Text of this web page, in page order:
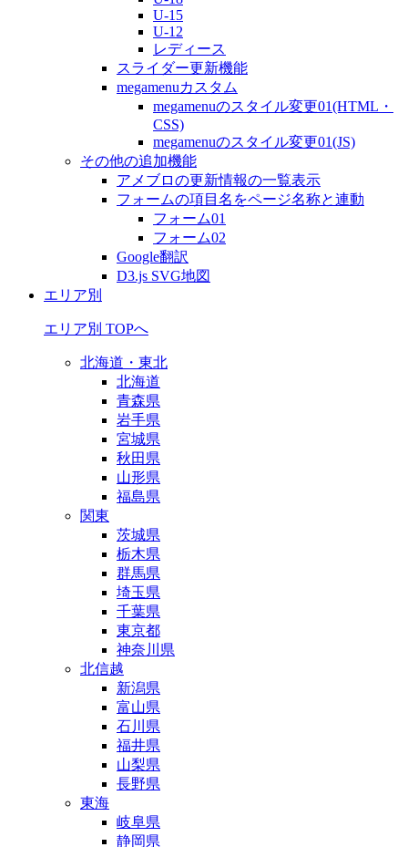
U-15
U-12
レディース
スライダー更新機能
megamenuカスタム
megamenuのスタイル変更01(HTML・
CSS)
megamenuのスタイル変更01(JS)
その他の追加機能
アメブロの更新情報の一覧表示
フォームの項目名をページ名称と連動
フォーム01
フォーム02
Google翻訳
D3.js SVG地図
エリア別
エリア別 TOPへ
北海道・東北
北海道
青森県
岩手県
宮城県
秋田県
山形県
福島県
関東
茨城県
栃木県
群馬県
埼玉県
千葉県
東京都
神奈川県
北信越
新潟県
富山県
石川県
福井県
山梨県
長野県
東海
岐阜県
静岡県